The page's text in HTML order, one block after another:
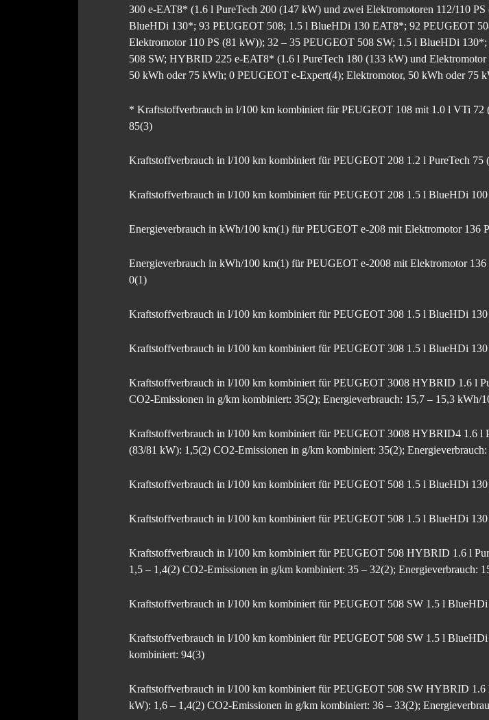
300 e-EAT8* (1.6 l PureTech 200 (147 kW) und zwei Elektromotoren 112/110
BlueHDi 130*; 93 PEUGEOT 508; 1.5 l BlueHDi 130 EAT8*; 92 PEUGEOT
Elektromotor 110 PS (81 kW)); 32 – 35 PEUGEOT 508 SW; 1.5 l BlueHDi
508 SW; HYBRID 225 e-EAT8* (1.6 l PureTech 180 (133 kW) und
50 kWh oder 75 kWh; 0 PEUGEOT e-Expert(4); Elektromotor, 50 kWh oder 75
* Kraftstoffverbrauch in l/100 km kombiniert für PEUGEOT 108 mit 1.0 l VTi 72
85(3)
Kraftstoffverbrauch in l/100 km kombiniert für PEUGEOT 208 1.2 l PureTech
Kraftstoffverbrauch in l/100 km kombiniert für PEUGEOT 208 1.5 l BlueHDi
Energieverbrauch in kWh/100 km(1) für PEUGEOT e-208 mit Elektromotor 136
Energieverbrauch in kWh/100 km(1) für PEUGEOT e-2008 mit Elektromotor
0(1)
Kraftstoffverbrauch in l/100 km kombiniert für PEUGEOT 308 1.5 l BlueHDi
Kraftstoffverbrauch in l/100 km kombiniert für PEUGEOT 308 1.5 l BlueHDi
Kraftstoffverbrauch in l/100 km kombiniert für PEUGEOT 3008 HYBRID 1.6 l
CO2-Emissionen in g/km kombiniert: 35(2); Energieverbrauch: 15,7 – 15,3 kWh/
Kraftstoffverbrauch in l/100 km kombiniert für PEUGEOT 3008 HYBRID4 1.6 l
(83/81 kW): 1,5(2) CO2-Emissionen in g/km kombiniert: 35(2);
Kraftstoffverbrauch in l/100 km kombiniert für PEUGEOT 508 1.5 l BlueHDi
Kraftstoffverbrauch in l/100 km kombiniert für PEUGEOT 508 1.5 l BlueHDi
Kraftstoffverbrauch in l/100 km kombiniert für PEUGEOT 508 HYBRID 1.6 l
1,5 – 1,4(2) CO2-Emissionen in g/km kombiniert: 35 – 32(2); Energieverbrauch:
Kraftstoffverbrauch in l/100 km kombiniert für PEUGEOT 508 SW 1.5 l
Kraftstoffverbrauch in l/100 km kombiniert für PEUGEOT 508 SW 1.5 l
kombiniert: 94(3)
Kraftstoffverbrauch in l/100 km kombiniert für PEUGEOT 508 SW HYBRID 1.6
kW): 1,6 – 1,4(2) CO2-Emissionen in g/km kombiniert: 36 – 33(2);